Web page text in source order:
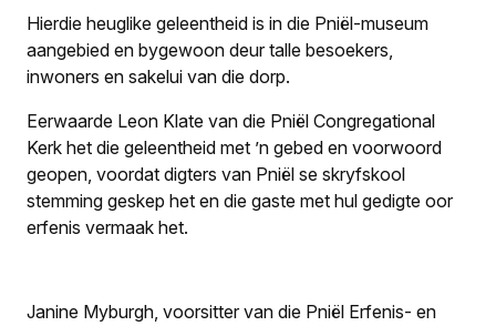
Hierdie heuglike geleentheid is in die Pniël-museum
aangebied en bygewoon deur talle besoekers,
inwoners en sakelui van die dorp.
Eerwaarde Leon Klate van die Pniël Congregational
Kerk het die geleentheid met ’n gebed en voorwoord
geopen, voordat digters van Pniël se skryfskool
stemming geskep het en die gaste met hul gedigte oor
erfenis vermaak het.
Janine Myburgh, voorsitter van die Pniël Erfenis- en